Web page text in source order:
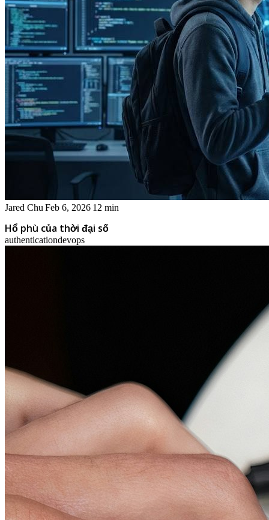
Jared Chu Feb 6, 2026 12 min
Hổ phù của thời đại số
authenticationdevops